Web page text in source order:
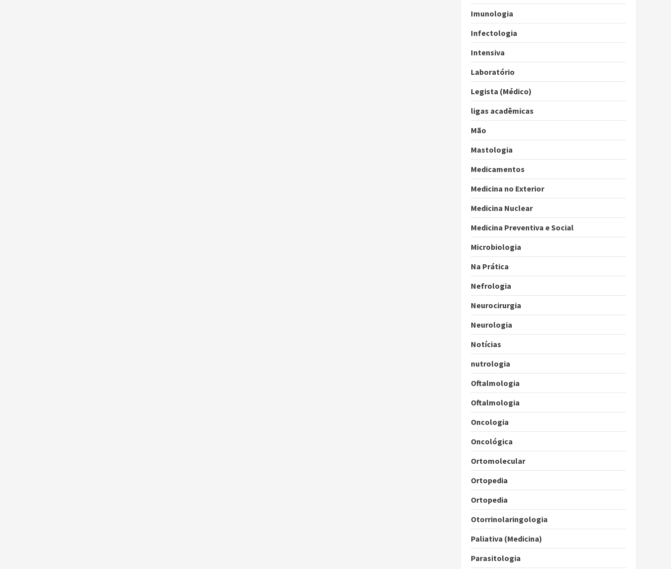
Imunologia
Infectologia
Intensiva
Laboratório
Legista (Médico)
ligas acadêmicas
Mão
Mastologia
Medicamentos
Medicina no Exterior
Medicina Nuclear
Medicina Preventiva e Social
Microbiologia
Na Prática
Nefrologia
Neurocirurgia
Neurologia
Notícias
nutrologia
Oftalmologia
Oftalmologia
Oncologia
Oncológica
Ortomolecular
Ortopedia
Ortopedia
Otorrinolaringologia
Paliativa (Medicina)
Parasitologia